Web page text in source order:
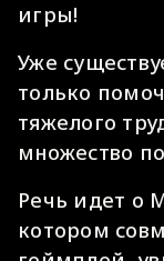
игры!
Уже
только
тяжелого
множество
Речь идет о
котором